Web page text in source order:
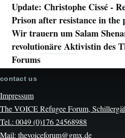
Update: Christophe Cissé -
Prison after resistance in the
Wir trauern um Salam
revolutionäre Aktivistin des
Forums
contact us
Impressum
The VOICE Refugee Forum,
Tel.: 0049 (0)176 24568988
Mail: thevoiceforum@gmx.de